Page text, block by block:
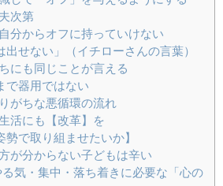
次第
分からオフに持っていけない
せない」（イチローさんの言葉）
にも同じことが言える
で器用ではない
がちな悪循環の流れ
活にも【改革】を
で取り組ませたいか】
が分からない子どもは辛い
気・集中・落ち着きに必要な「心の